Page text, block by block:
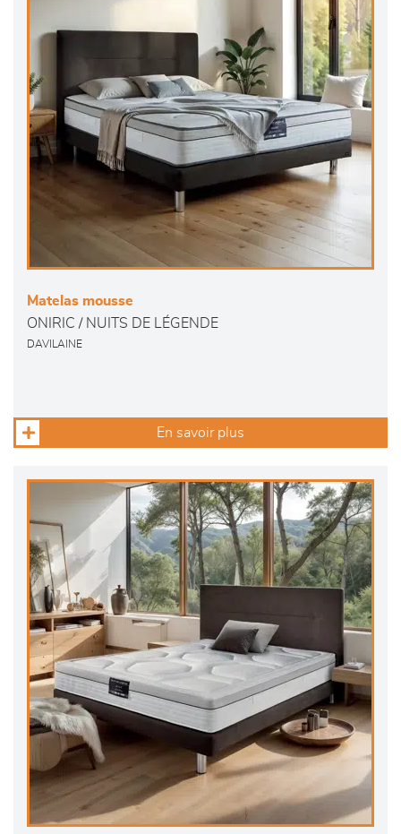
Matelas mousse
ONIRIC / NUITS DE LÉGENDE
DAVILAINE
En savoir plus